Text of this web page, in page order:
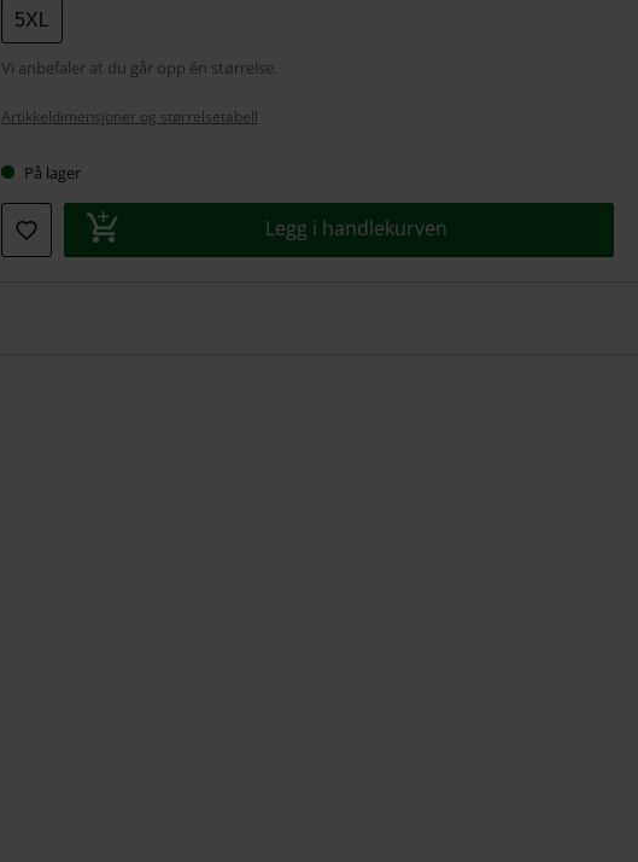
5XL
Vi anbefaler at du går opp én størrelse.
Artikkeldimensjoner og størrelsetabell
På lager
Legg i handlekurven